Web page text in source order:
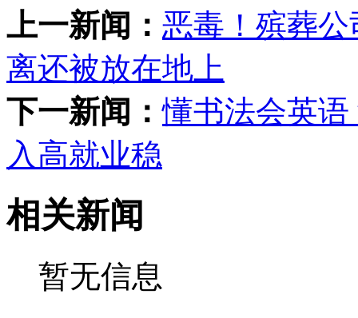
上一新闻： 恶毒！殡葬
离还被放在地上
下一新闻：懂书法会英
入高就业稳
相关新闻
暂无信息